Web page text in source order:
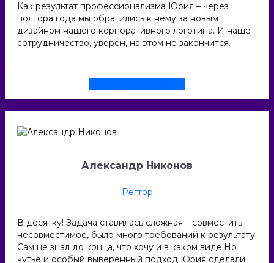
Как результат профессионализма Юрия – через
полтора года мы обратились к нему за новым
дизайном нашего корпоративного логотипа. И наше
сотрудничество, уверен, на этом не закончится.
Александр Никонов
Регтор
В десятку! Задача ставилась сложная – совместить
несовместимое, было много требований к результату.
Сам не знал до конца, что хочу и в каком виде.Но
чутье и особый выверенный подход Юрия сделали